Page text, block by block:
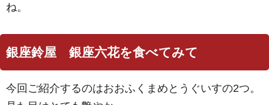
ね。
銀座鈴屋 銀座六花を食べてみて
今回ご紹介するのはおおふくまめとうぐいすの2つ。